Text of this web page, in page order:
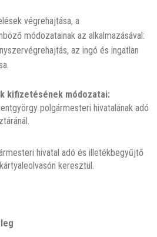
végrehajtása, a
módozatainak az alkalmazásával:
az ingó és ingatlan
kifizetésének módozatai:
polgármesteri hivatalának adó
hivatal adó és illetékbegyűjtő
keresztül.